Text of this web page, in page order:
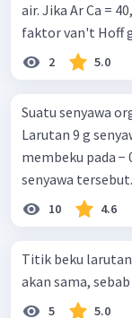
air. Jika Ar Ca =
faktor van't Hoff
2 5.0
Suatu senyawa
Larutan 9 g
membeku pada −
senyawa tersebut.
10 4.6
Titik beku
akan sama,
5 5.0